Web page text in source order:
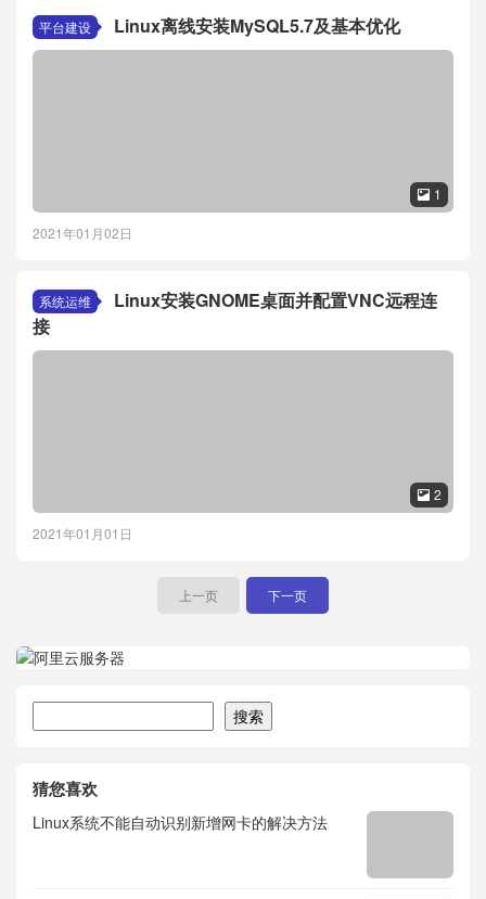
平台建设 Linux离线安装MySQL5.7及基本优化
 1
2021年01月02日
系统运维
Linux安装GNOME桌面并配置VNC远程连
接
 2
2021年01月01日
上一页 下一页
搜索
猜您喜欢
Linux系统不能自动识别新增网卡的解决方法